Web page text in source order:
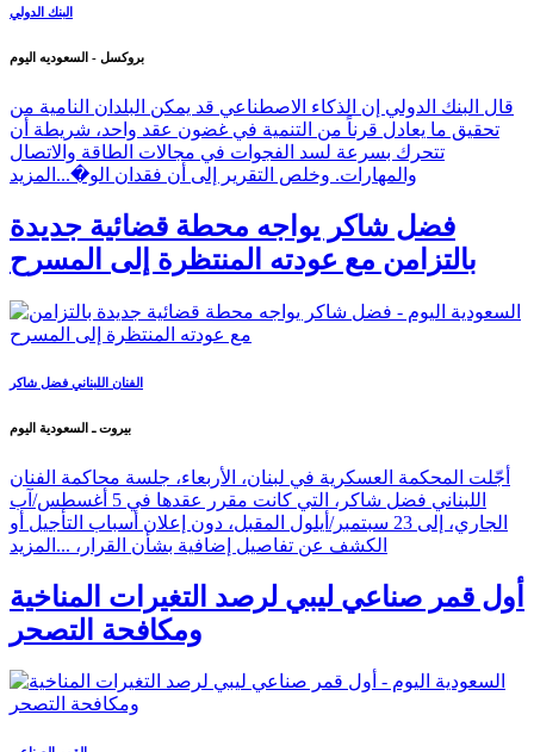
البنك الدولي
بروكسل - السعوديه اليوم
قال البنك الدولي إن الذكاء الاصطناعي قد يمكن البلدان النامية من
تحقيق ما يعادل قرناً من التنمية في غضون عقد واحد، شريطة أن
تتحرك بسرعة لسد الفجوات في مجالات الطاقة والاتصال
والمهارات. وخلص التقرير إلى أن فقدان الو�... المزيد
فضل شاكر يواجه محطة قضائية جديدة
بالتزامن مع عودته المنتظرة إلى المسرح
الفنان اللبناني فضل شاكر
بيروت ـ السعودية اليوم
أجّلت المحكمة العسكرية في لبنان، الأربعاء، جلسة محاكمة الفنان
اللبناني فضل شاكر، التي كانت مقرر عقدها في 5 أغسطس/آب
الجاري، إلى 23 سبتمبر/أيلول المقبل، دون إعلان أسباب التأجيل أو
الكشف عن تفاصيل إضافية بشأن القرار، ... المزيد
أول قمر صناعي ليبي لرصد التغيرات المناخية
ومكافحة التصحر